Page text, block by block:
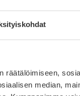
median,